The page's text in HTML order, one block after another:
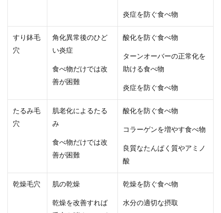
炎症を防ぐ食べ物
すり鉢毛
穴
角化異常後のひど
い炎症
食べ物だけでは改
善が困難
酸化を防ぐ食べ物
ターンオーバーの正常化を
助ける食べ物
炎症を防ぐ食べ物
たるみ毛
穴
肌老化によるたる
み
食べ物だけでは改
善が困難
酸化を防ぐ食べ物
コラーゲンを増やす食べ物
良質なたんぱく質やアミノ
酸
乾燥毛穴 肌の乾燥
乾燥を改善すれば
乾燥を防ぐ食べ物
水分の適切な摂取